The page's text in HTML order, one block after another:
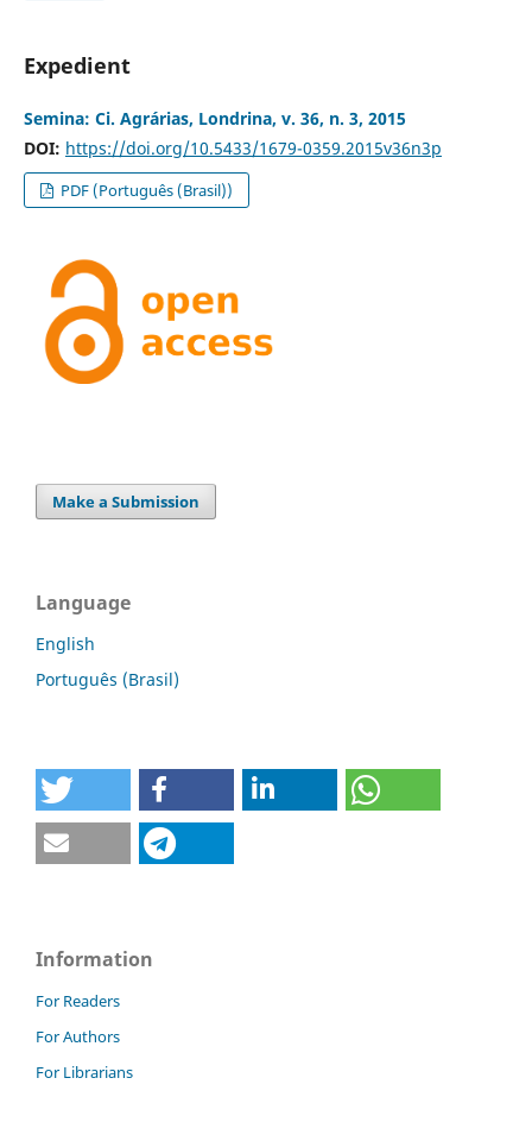
Expedient
Semina: Ci. Agrárias, Londrina, v. 36, n. 3, 2015
DOI: https://doi.org/10.5433/1679-0359.2015v36n3p
PDF (Português (Brasil))
Make a Submission
Language
English
Português (Brasil)
Information
For Readers
For Authors
For Librarians